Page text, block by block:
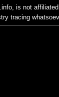
is not
tracing